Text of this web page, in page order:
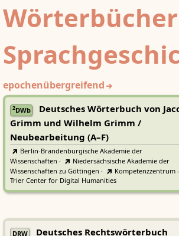
epochenübergreifend
2DWb
Deutsches Wörterbuch von
Grimm und Wilhelm Grimm /
Neubearbeitung (A–F)
Berlin-Brandenburgische Akademie der
Wissenschaften ·
Niedersächsische Akademie der
Wissenschaften zu Göttingen ·
Kompetenzzentrum -
Trier Center for Digital Humanities
DRW Deutsches Rechtswörterbuch